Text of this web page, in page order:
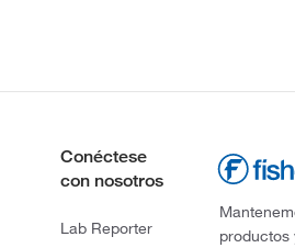
Conéctese
con nosotros
Lab Reporter
productos